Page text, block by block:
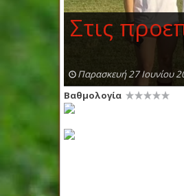
Στις
Παρασκευή 27 Ιουνίου
Βαθμολογία